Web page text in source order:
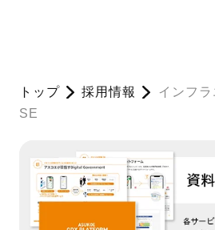
トップ 採用情報
インフ
SE